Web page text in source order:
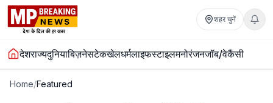
शहर चुनें
देशराज्यदुनियाबिज़नेसटेकखेलधर्मलाइफस्टाइलमनोरंजनजॉब/वेकैंसी
Home/Featured